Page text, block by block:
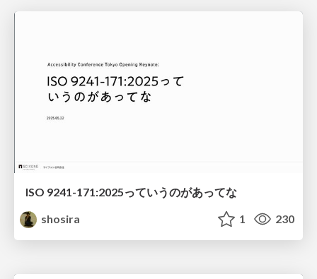
ISO 9241-171:2025っていうのがあってな
shosira
1 230